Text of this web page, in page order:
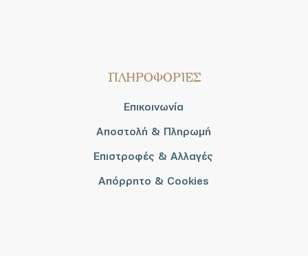
ΠΛΗΡΟΦΟΡΙΕΣ
Επικοινωνία
Αποστολή & Πληρωμή
Επιστροφές & Αλλαγές
Απόρρητο & Cookies